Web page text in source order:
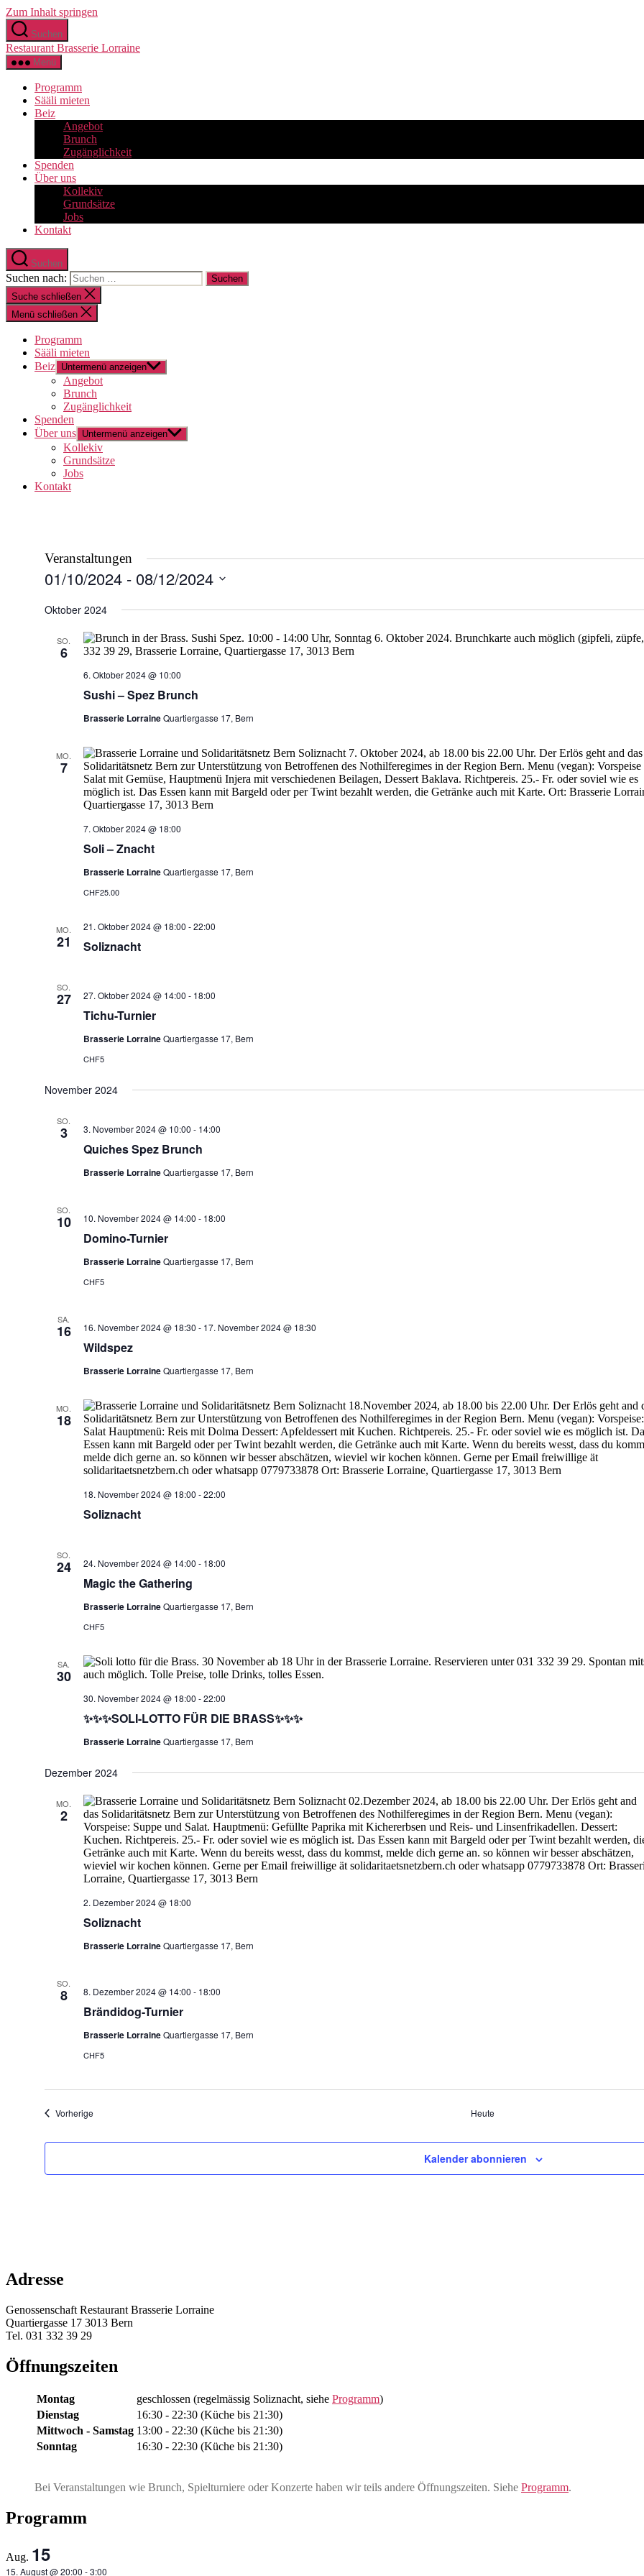
Zum Inhalt springen
Suchen
Restaurant Brasserie Lorraine
Menü
Programm
Sääli mieten
Beiz
Angebot
Brunch
Zugänglichkeit
Spenden
Über uns
Kollekiv
Grundsätze
Jobs
Kontakt
Suchen
Suchen nach:
Suche schließen
Menü schließen
Programm
Sääli mieten
Beiz Untermenü anzeigen
Angebot
Brunch
Zugänglichkeit
Spenden
Über uns Untermenü anzeigen
Kollekiv
Grundsätze
Jobs
Kontakt
Veranstaltungen
01/10/2024 - 08/12/2024
wählen.
Oktober 2024
SO.
6
Sushi – Spez Brunch
6. Oktober 2024 @ 10:00
Brasserie LorraineQuartiergasse 17, Bern
MO.
7
Soli – Znacht
7. Oktober 2024 @ 18:00
Brasserie LorraineQuartiergasse 17, Bern
CHF25.00
MO.
21 Soliznacht
21. Oktober 2024 @ 18:00 -22:00
SO.
27
Tichu-Turnier
27. Oktober 2024 @ 14:00 - 18:00
Brasserie LorraineQuartiergasse 17, Bern
CHF5
November 2024
SO.
3
Quiches Spez Brunch
3. November 2024 @ 10:00 - 14:00
Brasserie LorraineQuartiergasse 17, Bern
SO.
10
Domino-Turnier
10. November 2024 @ 14:00 - 18:00
Brasserie LorraineQuartiergasse 17, Bern
CHF5
SA.
16
Wildspez
16. November 2024 @ 18:30 - 17. November 2024 @ 18:30
Brasserie LorraineQuartiergasse 17, Bern
MO.
18
Soliznacht
18. November 2024 @ 18:00 -22:00
SO.
24
Magic the Gathering
24. November 2024 @ 14:00 - 18:00
Brasserie LorraineQuartiergasse 17, Bern
CHF5
SA.
30
✨✨✨SOLI-LOTTO FÜR DIE BRASS✨✨✨
30. November 2024 @ 18:00 -22:00
Brasserie LorraineQuartiergasse 17, Bern
Dezember 2024
MO.
2
Soliznacht
2. Dezember 2024 @ 18:00
Brasserie LorraineQuartiergasse 17, Bern
SO.
8
Brändidog-Turnier
8. Dezember 2024 @ 14:00 - 18:00
Brasserie LorraineQuartiergasse 17, Bern
CHF5
VorherigeVeranstaltungen Heute
Kalender abonnieren
Adresse
Genossenschaft Restaurant Brasserie Lorraine
Quartiergasse 17 3013 Bern
Tel. 031 332 39 29
Öffnungszeiten
Montag geschlossen (regelmässig Soliznacht, siehe Programm)
Dienstag
16:30 - 22:30 (Küche bis 21:30)
Mittwoch - Samstag 13:00 - 22:30 (Küche bis 21:30)
Sonntag
16:30 - 22:30 (Küche bis 21:30)
Bei Veranstaltungen wie Brunch, Spielturniere oder Konzerte haben wir teils andere Öffnungszeiten. Siehe Programm.
Programm
Aug. 15
15. August @ 20:00 -3:00